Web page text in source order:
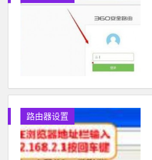
路由器设置